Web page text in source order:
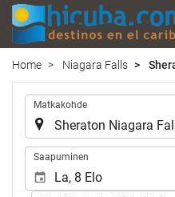
Home Niagara Falls
Matkakohde
Saapuminen